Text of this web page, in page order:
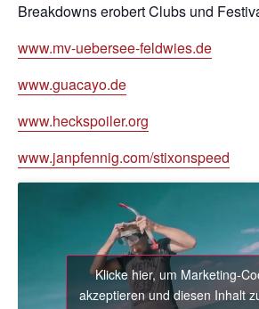
Breakdowns erobert Clubs und
www.mv-uebersee-feldwies.de
www.guacayo.de
www.heckspoiler.org
www.janpfennig.com/stixonspeed
Klicke hier, um Marketing-
akzeptieren und diesen Inhalt